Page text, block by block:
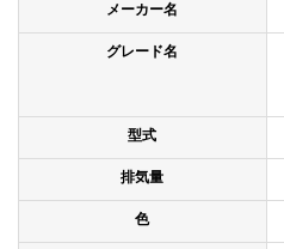
メーカー名
グレード名
型式
排気量
色